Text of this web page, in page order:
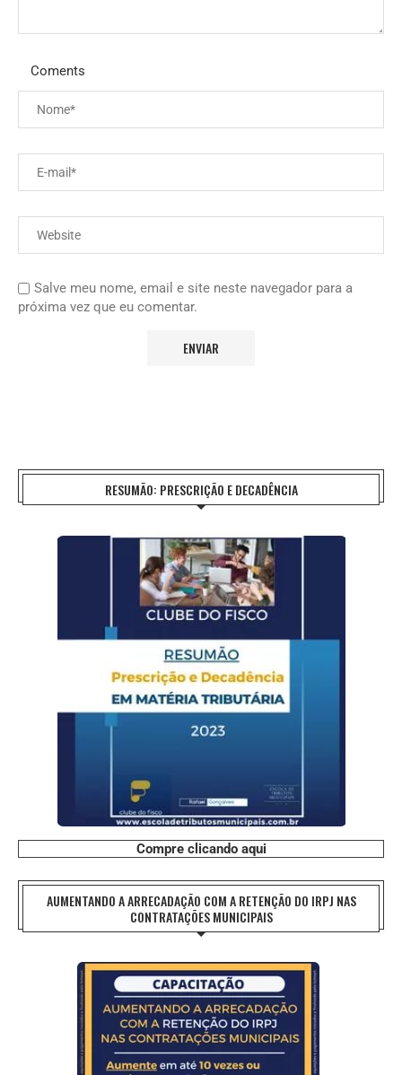
Coments
Salve meu nome, email e site neste navegador para a
próxima vez que eu comentar.
RESUMÃO: PRESCRIÇÃO E DECADÊNCIA
Compre clicando aqui
AUMENTANDO A ARRECADAÇÃO COM A RETENÇÃO DO IRPJ NAS
CONTRATAÇÕES MUNICIPAIS